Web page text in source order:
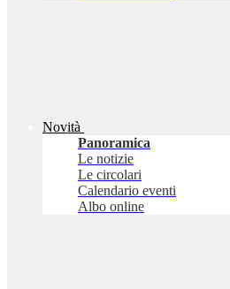
Novità
Panoramica
Le notizie
Le circolari
Calendario eventi
Albo online